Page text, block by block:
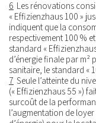
6 Les rénovations
« Effizienzhaus 100 »
indiquent que la
respectivement 100 %
standard «
d’énergie finale par
sanitaire, le standard «
7 Seule l’atteinte du
(« Effizienzhaus 55 »)
surcoût de la
l’augmentation de